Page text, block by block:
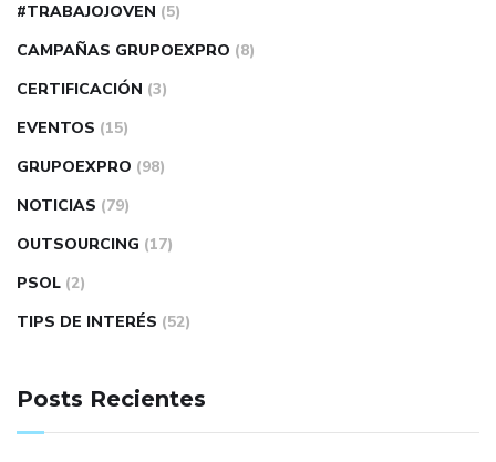
#TRABAJOJOVEN (5)
CAMPAÑAS GRUPOEXPRO (8)
CERTIFICACIÓN (3)
EVENTOS (15)
GRUPOEXPRO (98)
NOTICIAS (79)
OUTSOURCING (17)
PSOL (2)
TIPS DE INTERÉS (52)
Posts Recientes